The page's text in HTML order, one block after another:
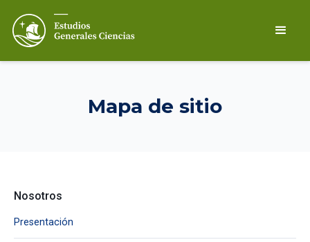
Mapa de sitio
Nosotros
Presentación